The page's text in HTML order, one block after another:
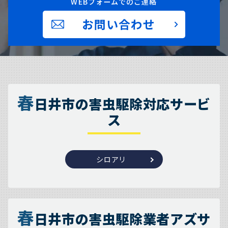
お問い合わせ
春日井市の害虫駆除対応サービ
ス
シロアリ
春日井市の害虫駆除業者アズサ